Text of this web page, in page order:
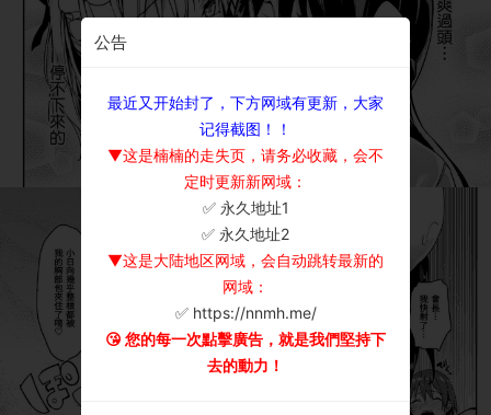
公告
最近又开始封了，下方网域有更新，大家
记得截图！！
▼这是楠楠的走失页，请务必收藏，会不
定时更新新网域：
✅ 永久地址1
✅ 永久地址2
▼这是大陆地区网域，会自动跳转最新的
网域：
✅ https://nnmh.me/
😘 您的每一次點擊廣告，就是我們堅持下
去的動力！